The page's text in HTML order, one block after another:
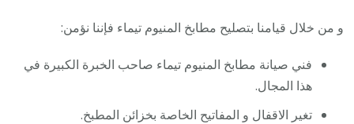
و من خلال قيامنا بتصليح مطابخ المنيوم تيماء فإننا نؤمن:
فني صيانة مطابخ المنيوم تيماء صاحب الخبرة الكبيرة في
هذا المجال.
تغير الاقفال و المفاتيح الخاصة بخزائن المطبخ.